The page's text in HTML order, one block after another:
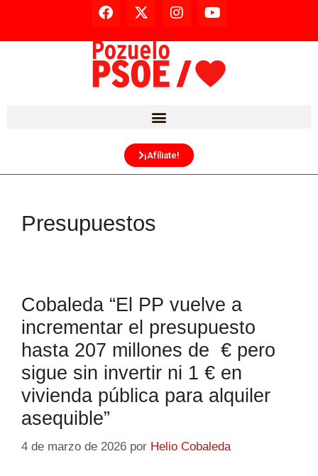
¡Afíliate!
Presupuestos
Cobaleda “El PP vuelve a
incrementar el presupuesto
hasta 207 millones de € pero
sigue sin invertir ni 1 € en
vivienda pública para alquiler
asequible”
4 de marzo de 2026 por Helio Cobaleda